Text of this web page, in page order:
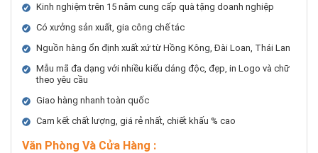
Kinh nghiệm trên 15 năm cung cấp quà tặng doanh nghiệp
Có xưởng sản xuất, gia công chế tác
Nguồn hàng ổn định xuất xứ từ Hồng Kông, Đài Loan, Thái Lan
Mẫu mã đa dạng với nhiều kiểu dáng độc, đẹp, in Logo và chữ
theo yêu cầu
Giao hàng nhanh toàn quốc
Cam kết chất lượng, giá rẻ nhất, chiết khấu % cao
Văn Phòng Và Cửa Hàng :